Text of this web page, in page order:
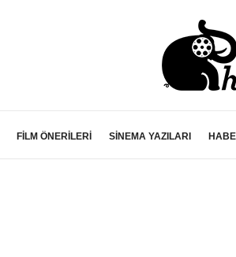
FİLM ÖNERİLERİ SİNEMA YAZILARI